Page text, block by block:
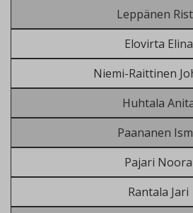
Leppänen
Elovirta Elina
Niemi-Raittinen
Huhtala
Paananen
Pajari Noora
Rantala Jari